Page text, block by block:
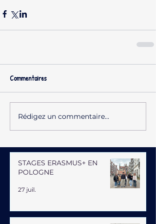
Commentaires
Rédigez un commentaire...
STAGES ERASMUS+ EN
POLOGNE
27 juil.